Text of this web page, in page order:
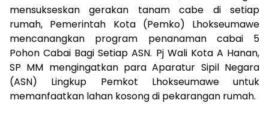
mensukseskan gerakan tanam cabe di setiap
rumah, Pemerintah Kota (Pemko) Lhokseumawe
mencanangkan program penanaman cabai 5
Pohon Cabai Bagi Setiap ASN. Pj Wali Kota A Hanan,
SP MM mengingatkan para Aparatur Sipil Negara
(ASN) Lingkup Pemkot Lhokseumawe untuk
memanfaatkan lahan kosong di pekarangan rumah.